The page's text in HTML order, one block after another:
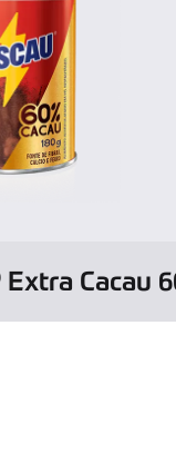
Extra Cacau